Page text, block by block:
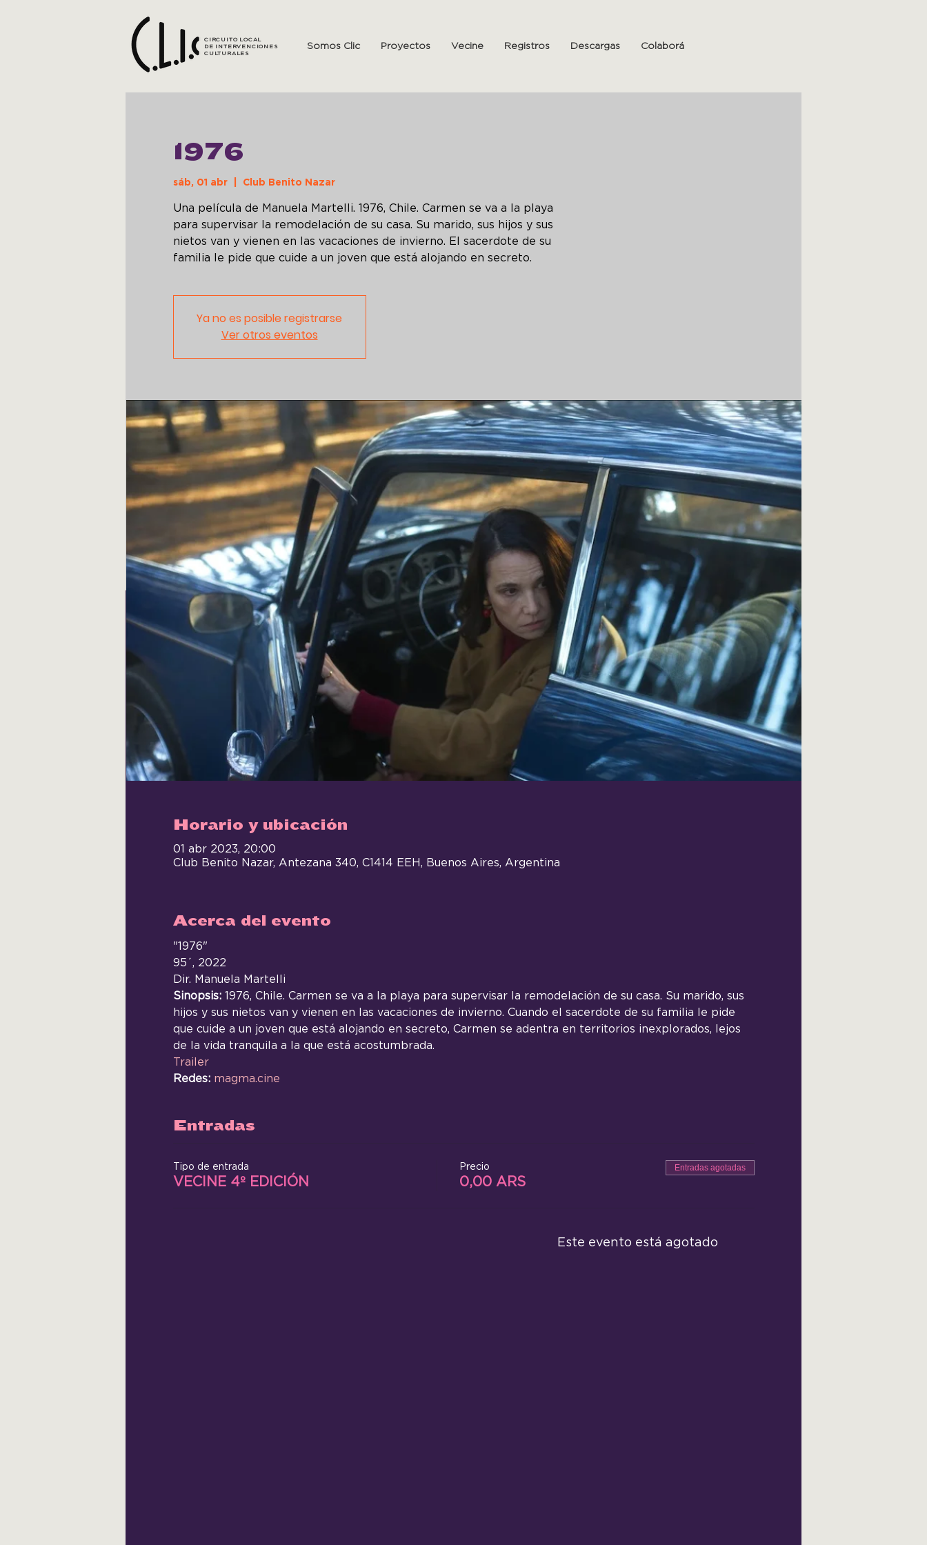
CIRCUITO LOCAL
DE INTERVENCIONES
CULTURALES
Somos Clic Proyectos Vecine Registros Descargas Colaborá
1976
sáb, 01 abr
  |
Club Benito Nazar
Una película de Manuela Martelli. 1976, Chile. Carmen se va a la playa
para supervisar la remodelación de su casa. Su marido, sus hijos y sus
nietos van y vienen en las vacaciones de invierno. El sacerdote de su
familia le pide que cuide a un joven que está alojando en secreto.
Ya no es posible registrarse
Ver otros eventos
Horario y ubicación
01 abr 2023, 20:00
Club Benito Nazar, Antezana 340, C1414 EEH, Buenos Aires, Argentina
Acerca del evento
"1976"
95´, 2022
Dir. Manuela Martelli
Sinopsis: 1976, Chile. Carmen se va a la playa para supervisar la remodelación de su casa. Su marido, sus
hijos y sus nietos van y vienen en las vacaciones de invierno. Cuando el sacerdote de su familia le pide
que cuide a un joven que está alojando en secreto, Carmen se adentra en territorios inexplorados, lejos
de la vida tranquila a la que está acostumbrada.
Trailer
Redes: magma.cine
Entradas
Tipo de entrada
VECINE 4º EDICIÓN
Precio
0,00 ARS
Entradas agotadas
Este evento está agotado